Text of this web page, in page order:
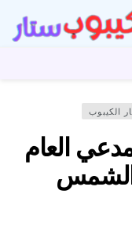
الكيبوب
العام